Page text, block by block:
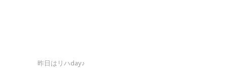
昨日はリハday♪